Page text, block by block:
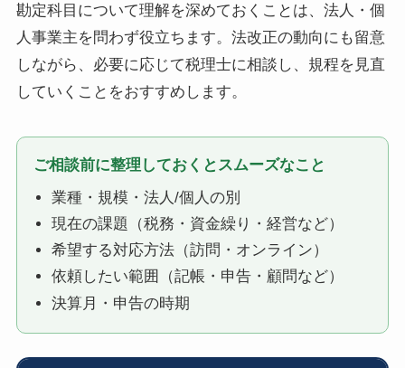
勘定科目について理解を深めておくことは、法人・個
人事業主を問わず役立ちます。法改正の動向にも留意
しながら、必要に応じて税理士に相談し、規程を見直
していくことをおすすめします。
ご相談前に整理しておくとスムーズなこと
業種・規模・法人/個人の別
現在の課題（税務・資金繰り・経営など）
希望する対応方法（訪問・オンライン）
依頼したい範囲（記帳・申告・顧問など）
決算月・申告の時期